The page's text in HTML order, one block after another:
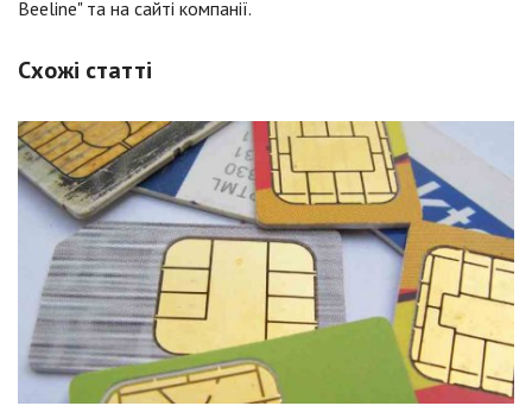
Beeline" та на сайті компанії.
Схожі статті